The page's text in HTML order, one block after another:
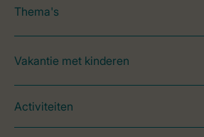
Thema's
Vakantie met kinderen
Activiteiten